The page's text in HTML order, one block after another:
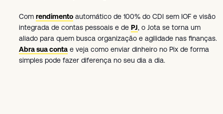
Com rendimento automático de 100% do CDI sem IOF e visão
integrada de contas pessoais e de PJ, o Jota se torna um
aliado para quem busca organização e agilidade nas finanças.
Abra sua conta e veja como enviar dinheiro no Pix de forma
simples pode fazer diferença no seu dia a dia.